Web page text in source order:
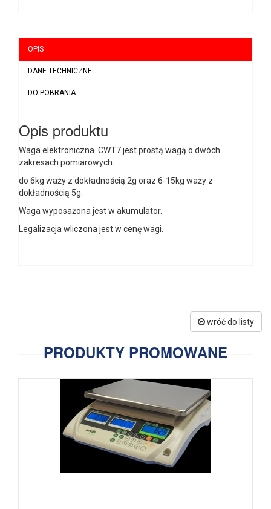
OPIS
DANE TECHNICZNE
DO POBRANIA
Opis produktu
Waga elektroniczna CWT7 jest prostą wagą o dwóch
zakresach pomiarowych:
do 6kg waży z dokładnością 2g oraz 6-15kg waży z
dokładnością 5g.
Waga wyposażona jest w akumulator.
Legalizacja wliczona jest w cenę wagi.
wróć do listy
PRODUKTY PROMOWANE